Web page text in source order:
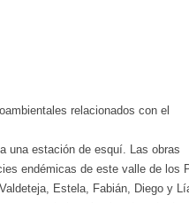
relacionados con el
una estación de esquí. Las obras
endémicas de este valle de los
Estela, Fabián, Diego y